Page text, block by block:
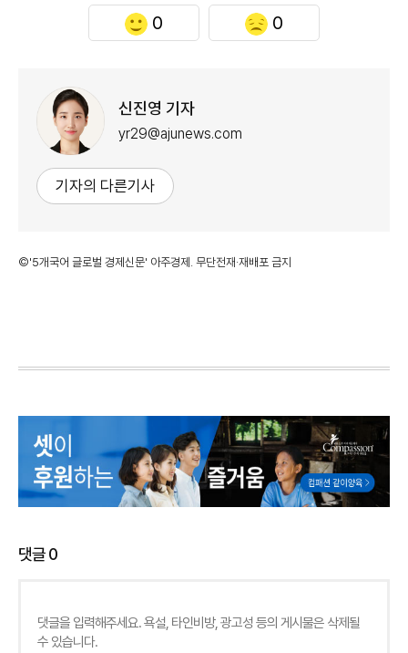
0 0
신진영 기자
yr29@ajunews.com
기자의 다른기사
©'5개국어 글로벌 경제신문' 아주경제. 무단전재·재배포 금지
댓글0